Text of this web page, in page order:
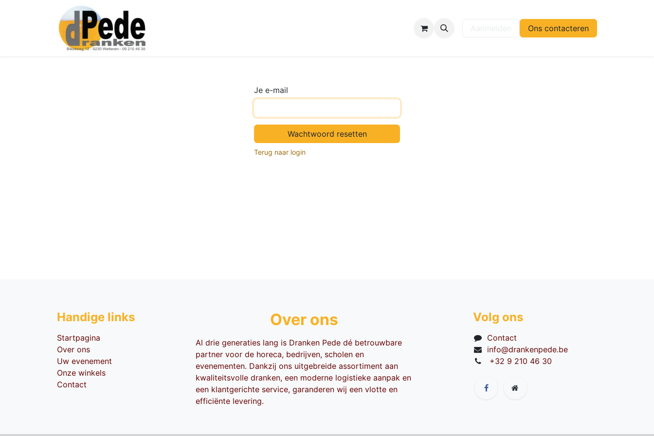
Help Ons contacteren
Je e-mail
Wachtwoord resetten
Terug naar login
Handige li​nks
Startpagina
Over ons
Uw evenement
Onze winkels
Contact
Over ons
Al drie generaties lang is Dranken Pede dé betrouwbare
partner voor de horeca, bedrijven, scholen en
evenementen. Dankzij ons uitgebreide assortiment aan
kwaliteitsvolle dranken, een moderne logistieke aanpak en
een klantgerichte service, garanderen wij een vlotte en
efficiënte levering.
Volg ons
Contact
info@drankenpede.be
+32 9 210 46 30